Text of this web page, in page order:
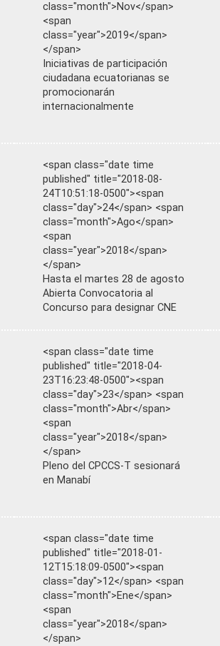
class="month">Nov</span>
<span
class="year">2019</span>
</span>
Iniciativas de participación
ciudadana ecuatorianas se
promocionarán
internacionalmente
<span class="date time
published" title="2018-08-
24T10:51:18-0500"><span
class="day">24</span> <span
class="month">Ago</span>
<span
class="year">2018</span>
</span>
Hasta el martes 28 de agosto
Abierta Convocatoria al
Concurso para designar CNE
<span class="date time
published" title="2018-04-
23T16:23:48-0500"><span
class="day">23</span> <span
class="month">Abr</span>
<span
class="year">2018</span>
</span>
Pleno del CPCCS-T sesionará
en Manabí
<span class="date time
published" title="2018-01-
12T15:18:09-0500"><span
class="day">12</span> <span
class="month">Ene</span>
<span
class="year">2018</span>
</span>